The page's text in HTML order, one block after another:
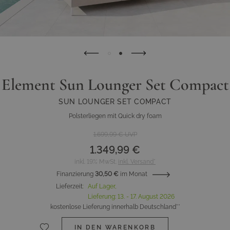
Element Sun Lounger Set Compact
SUN LOUNGER SET COMPACT
Polsterliegen mit Quick dry foam
1.699,99 €UVP
1.349,99 €
inkl. 19% MwSt. inkl. Versand*
Finanzierung 30,50 € im Monat
Lieferzeit:
Auf Lager,
Lieferung: 13. - 17. August 2026
kostenlose Lieferung innerhalb Deutschland**
IN DEN WARENKORB